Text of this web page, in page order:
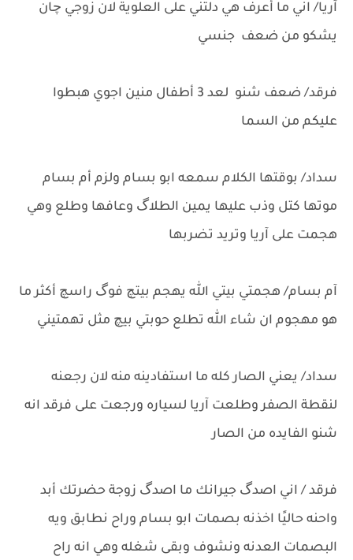
آريا/ اني ما أعرف هي دلتني على العلوية لان زوجي چان
يشكو من ضعف جنسي
فرقد/ ضعف شنو لعد 3 أطفال منين اجوي هبطوا
عليكم من السما
سداد/ بوقتها الكلام سمعه ابو بسام ولزم أم بسام
موتها كتل وذب عليها يمين الطلاگ وعافها وطلع وهي
هجمت على آريا وتريد تضربها
آم بسام/ هجمتي بيتي الله يهجم بيتچ فوگ راسچ أكثر ما
هو مهجوم ان شاء الله تطلع حوبتي بيچ مثل تهمتيني
سداد/ يعني الصار كله ما استفادينه منه لان رجعنه
لنقطة الصفر وطلعت آريا لسياره ورجعت على فرقد انه
شنو الفايده من الصار
فرقد / اني اصدگ جيرانك ما اصدگ زوجة حضرتك أبد
واحنه حاليًا اخذنه بصمات ابو بسام وراح نطابق ويه
البصمات العدنه ونشوف وبقى شغله وهي انه راح